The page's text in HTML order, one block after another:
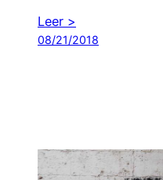
Leer >
08/21/2018